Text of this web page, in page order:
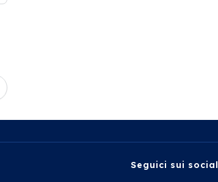
Seguici sui social